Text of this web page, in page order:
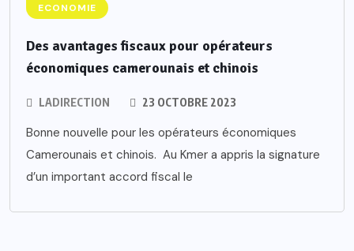
ECONOMIE
Des avantages fiscaux pour opérateurs
économiques camerounais et chinois
LADIRECTION 23 OCTOBRE 2023
Bonne nouvelle pour les opérateurs économiques
Camerounais et chinois. Au Kmer a appris la signature
d’un important accord fiscal le